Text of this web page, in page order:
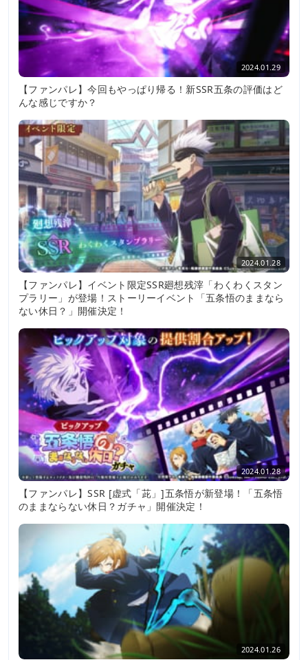
2024.01.29
【ファンパレ】今回もやっぱり帰る！新SSR五条の評価はど
んな感じですか？
2024.01.28
【ファンパレ】イベント限定SSR廻想残滓「わくわくスタン
プラリー」が登場！ストーリーイベント「五条悟のままなら
ない休日？」開催決定！
2024.01.28
【ファンパレ】SSR [虚式「茈」]五条悟が新登場！「五条悟
のままならない休日？ガチャ」開催決定！
2024.01.26